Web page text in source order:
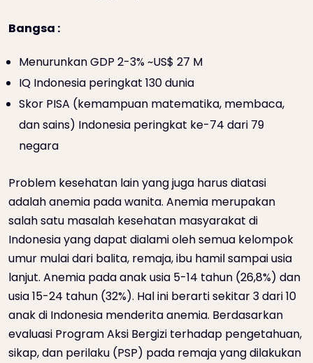
Bangsa :
Menurunkan GDP 2-3% ~US$ 27 M
IQ Indonesia peringkat 130 dunia
Skor PISA (kemampuan matematika, membaca,
dan sains) Indonesia peringkat ke-74 dari 79
negara
Problem kesehatan lain yang juga harus diatasi
adalah anemia pada wanita. Anemia merupakan
salah satu masalah kesehatan masyarakat di
Indonesia yang dapat dialami oleh semua kelompok
umur mulai dari balita, remaja, ibu hamil sampai usia
lanjut. Anemia pada anak usia 5-14 tahun (26,8%) dan
usia 15-24 tahun (32%). Hal ini berarti sekitar 3 dari 10
anak di Indonesia menderita anemia. Berdasarkan
evaluasi Program Aksi Bergizi terhadap pengetahuan,
sikap, dan perilaku (PSP) pada remaja yang dilakukan